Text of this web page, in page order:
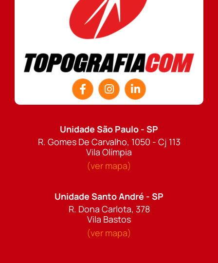
Unidade São Paulo - SP
R. Gomes De Carvalho, 1050 - Cj 113
Vila Olímpia
(ver mapa)
Unidade Santo André - SP
R. Dona Carlota, 378
Vila Bastos
(ver mapa)